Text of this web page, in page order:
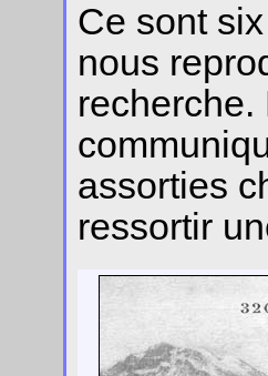
Ce sont
nous
assorties
ressortir